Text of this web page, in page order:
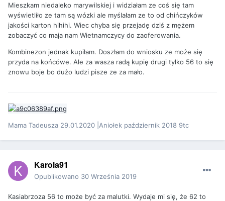
Mieszkam niedaleko marywilskiej i widziałam ze coś się tam
wyświetliło ze tam są wózki ale myślałam ze to od chińczyków
jakości karton hihihi. Wiec chyba się przejadę dziś z mężem
zobaczyć co maja nam Wietnamczycy do zaoferowania.
Kombinezon jednak kupiłam. Doszłam do wniosku ze może się
przyda na końcówe. Ale za wasza radą kupię drugi tylko 56 to się
znowu boje bo dużo ludzi pisze ze za mało.
Mama Tadeusza 29.01.2020 |Aniołek październik 2018 9tc
Karola91
Opublikowano 30 Września 2019
Kasiabrzoza 56 to może być za malutki. Wydaje mi się, że 62 to